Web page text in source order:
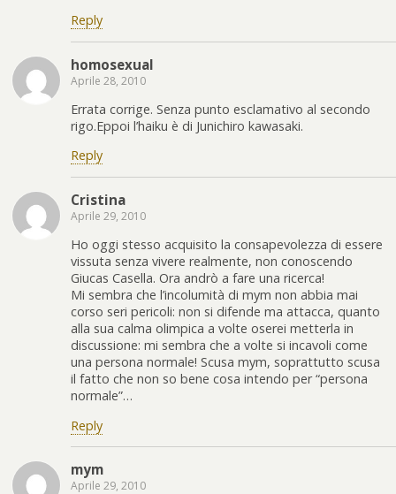
Reply
homosexual
Aprile 28, 2010
Errata corrige. Senza punto esclamativo al secondo
rigo.Eppoi l’haiku è di Junichiro kawasaki.
Reply
Cristina
Aprile 29, 2010
Ho oggi stesso acquisito la consapevolezza di essere
vissuta senza vivere realmente, non conoscendo
Giucas Casella. Ora andrò a fare una ricerca!
Mi sembra che l’incolumità di mym non abbia mai
corso seri pericoli: non si difende ma attacca, quanto
alla sua calma olimpica a volte oserei metterla in
discussione: mi sembra che a volte si incavoli come
una persona normale! Scusa mym, soprattutto scusa
il fatto che non so bene cosa intendo per “persona
normale”…
Reply
mym
Aprile 29, 2010